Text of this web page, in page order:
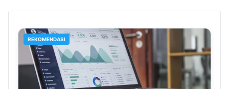
REKOMENDASI